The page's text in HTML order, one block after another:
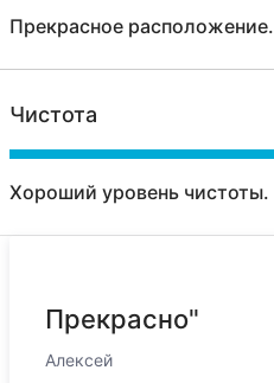
Прекрасное расположение.
Чистота
Хороший уровень чистоты.
Прекрасно"
Алексей